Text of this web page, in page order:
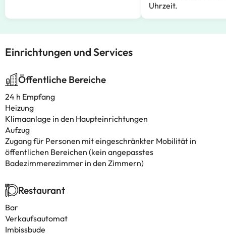
Uhrzeit.
Einrichtungen und Services
Öffentliche Bereiche
24 h Empfang
Heizung
Klimaanlage in den Haupteinrichtungen
Aufzug
Zugang für Personen mit eingeschränkter Mobilität in
öffentlichen Bereichen (kein angepasstes
Badezimmerezimmer in den Zimmern)
Restaurant
Bar
Verkaufsautomat
Imbissbude